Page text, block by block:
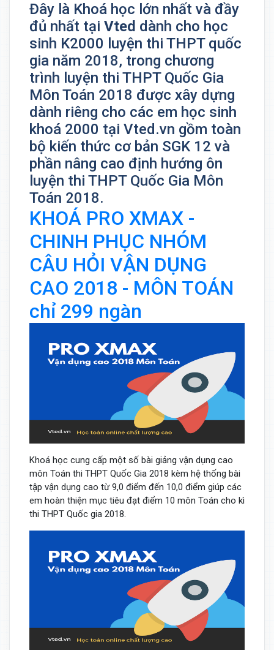
Đây là Khoá học lớn nhất và đầy
đủ nhất tại Vted dành cho học
sinh K2000 luyện thi THPT quốc
gia năm 2018, trong chương
trình luyện thi THPT Quốc Gia
Môn Toán 2018 được xây dựng
dành riêng cho các em học sinh
khoá 2000 tại Vted.vn gồm toàn
bộ kiến thức cơ bản SGK 12 và
phần nâng cao định hướng ôn
luyện thi THPT Quốc Gia Môn
Toán 2018.
KHOÁ PRO XMAX -
CHINH PHỤC NHÓM
CÂU HỎI VẬN DỤNG
CAO 2018 - MÔN TOÁN
chỉ 299 ngàn
Khoá học cung cấp một số bài giảng vận dụng cao
môn Toán thi THPT Quốc Gia 2018 kèm hệ thống bài
tập vận dụng cao từ 9,0 điểm đến 10,0 điểm giúp các
em hoàn thiện mục tiêu đạt điểm 10 môn Toán cho kì
thi THPT Quốc gia 2018.